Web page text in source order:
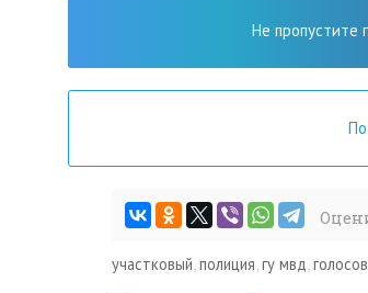
Не пропустите
участковый,полиция,гу мвд,